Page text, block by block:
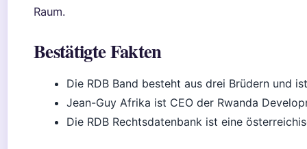
Raum.
Bestätigte Fakten
Die RDB Band besteht aus drei Brüdern und
Jean-Guy Afrika ist CEO der Rwanda
Die RDB Rechtsdatenbank ist eine